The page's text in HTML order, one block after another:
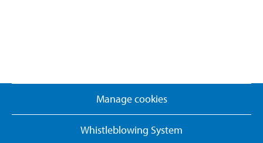
Manage cookies
Whistleblowing System